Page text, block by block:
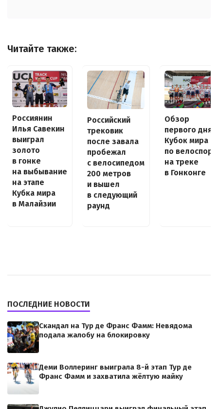
Читайте также:
Россиянин
Илья Савекин
выиграл
золото
в гонке
на выбывание
на этапе
Кубка мира
в Малайзии
Российский
трековик
после завала
пробежал
с велосипедом
200 метров
и вышел
в следующий
раунд
Обзор
первого дня
Кубок мира
по
на треке
в Гонконге
ПОСЛЕДНИЕ НОВОСТИ
Скандал на Тур де Франс Фамм: Невядома
подала жалобу на блокировку
Деми Воллеринг выиграла 8-й этап Тур де
Франс Фамм и захватила жёлтую майку